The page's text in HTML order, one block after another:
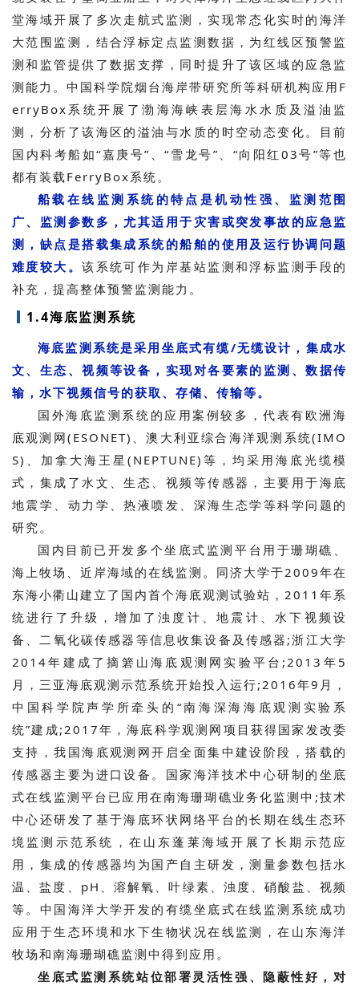
堂海域开展了多次走航式监测，实现常态化实时的海洋
大范围监测，结合浮标定点监测数据，为红线区预警监
测和监管提供了数据支撑，同时提升了该区域的应急监
测能力。中国科学院烟台海岸带研究所等科研机构应用F
erryBox系统开展了渤海海峡表层海水水质及溢油监
测，分析了该海区的溢油与水质的时空动态变化。目前
国内科考船如“嘉庚号”、“雪龙号”、“向阳红03号”等也
都有装载FerryBox系统。
船载在线监测系统的特点是机动性强、监测范围
广、监测参数多，尤其适用于灾害或突发事故的应急监
测，缺点是搭载集成系统的船舶的使用及运行协调问题
难度较大。该系统可作为岸基站监测和浮标监测手段的
补充，提高整体预警监测能力。
1.4海底监测系统
海底监测系统是采用坐底式有缆/无缆设计，集成水
文、生态、视频等设备，实现对各要素的监测、数据传
输，水下视频信号的获取、存储、传输等。
国外海底监测系统的应用案例较多，代表有欧洲海
底观测网(ESONET)、澳大利亚综合海洋观测系统(IMO
S)、加拿大海王星(NEPTUNE)等，均采用海底光缆模
式，集成了水文、生态、视频等传感器，主要用于海底
地震学、动力学、热液喷发、深海生态学等科学问题的
研究。
国内目前已开发多个坐底式监测平台用于珊瑚礁、
海上牧场、近岸海域的在线监测。同济大学于2009年在
东海小衢山建立了国内首个海底观测试验站，2011年系
统进行了升级，增加了浊度计、地震计、水下视频设
备、二氧化碳传感器等信息收集设备及传感器;浙江大学
2014年建成了摘箬山海底观测网实验平台;2013年5
月，三亚海底观测示范系统开始投入运行;2016年9月，
中国科学院声学所牵头的“南海深海海底观测实验系
统”建成;2017年，海底科学观测网项目获得国家发改委
支持，我国海底观测网开启全面集中建设阶段，搭载的
传感器主要为进口设备。国家海洋技术中心研制的坐底
式在线监测平台已应用在南海珊瑚礁业务化监测中;技术
中心还研发了基于海底环状网络平台的长期在线生态环
境监测示范系统，在山东蓬莱海域开展了长期示范应
用，集成的传感器均为国产自主研发，测量参数包括水
温、盐度、pH、溶解氧、叶绿素、浊度、硝酸盐、视频
等。中国海洋大学开发的有缆坐底式在线监测系统成功
应用于生态环境和水下生物状况在线监测，在山东海洋
牧场和南海珊瑚礁监测中得到应用。
坐底式监测系统站位部署灵活性强、隐蔽性好，对